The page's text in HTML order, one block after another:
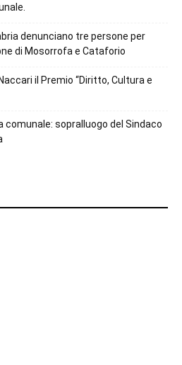
denunciano tre persone per
di Mosorrofa e Cataforio
il Premio “Diritto, Cultura e
comunale: sopralluogo del Sindaco